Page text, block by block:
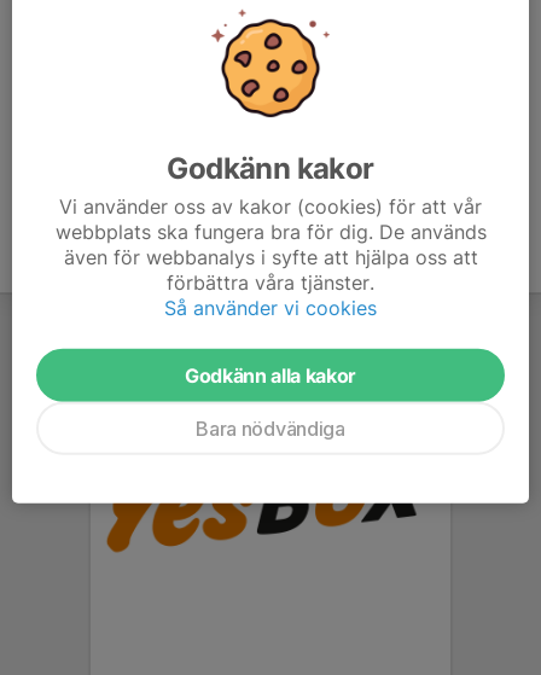
Godkänn kakor
Vi använder oss av kakor (cookies) för att vår
webbplats ska fungera bra för dig. De används
även för webbanalys i syfte att hjälpa oss att
förbättra våra tjänster.
Så använder vi cookies
Godkänn alla kakor
Bara nödvändiga